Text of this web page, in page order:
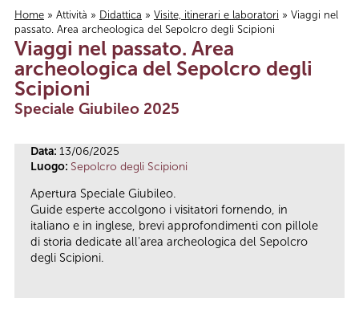
Tu sei qui
Home » Attività » Didattica » Visite, itinerari e laboratori » Viaggi nel
passato. Area archeologica del Sepolcro degli Scipioni
Viaggi nel passato. Area
archeologica del Sepolcro degli
Scipioni
Speciale Giubileo 2025
Data: 13/06/2025
Luogo: Sepolcro degli Scipioni
Apertura Speciale Giubileo.
Guide esperte accolgono i visitatori fornendo, in
italiano e in inglese, brevi approfondimenti con pillole
di storia dedicate all'area archeologica del Sepolcro
degli Scipioni.